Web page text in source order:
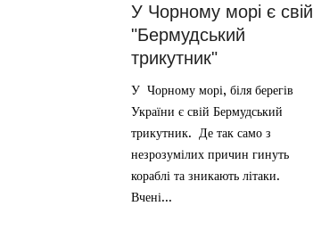
У Чорному морі є свій
"Бермудський
трикутник"
У Чорному морі, біля берегів
України є свій Бермудський
трикутник. Де так само з
незрозумілих причин гинуть
кораблі та зникають літаки.
Вчені...